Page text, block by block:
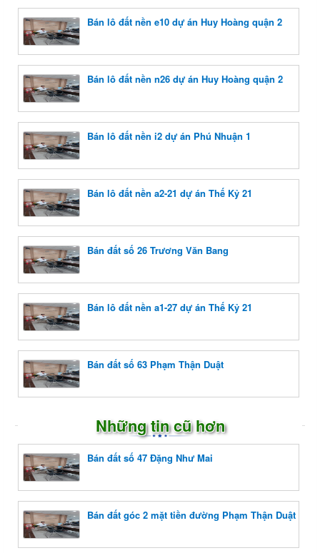
Bán lô đất nền e10 dự án Huy Hoàng quận 2
Bán lô đất nền n26 dự án Huy Hoàng quận 2
Bán lô đất nền i2 dự án Phú Nhuận 1
Bán lô đất nền a2-21 dự án Thế Kỷ 21
Bán đất số 26 Trương Văn Bang
Bán lô đất nền a1-27 dự án Thế Kỷ 21
Bán đất số 63 Phạm Thận Duật
Những tin cũ hơn
Bán đất số 47 Đặng Như Mai
Bán đất góc 2 mặt tiền đường Phạm Thận Duật